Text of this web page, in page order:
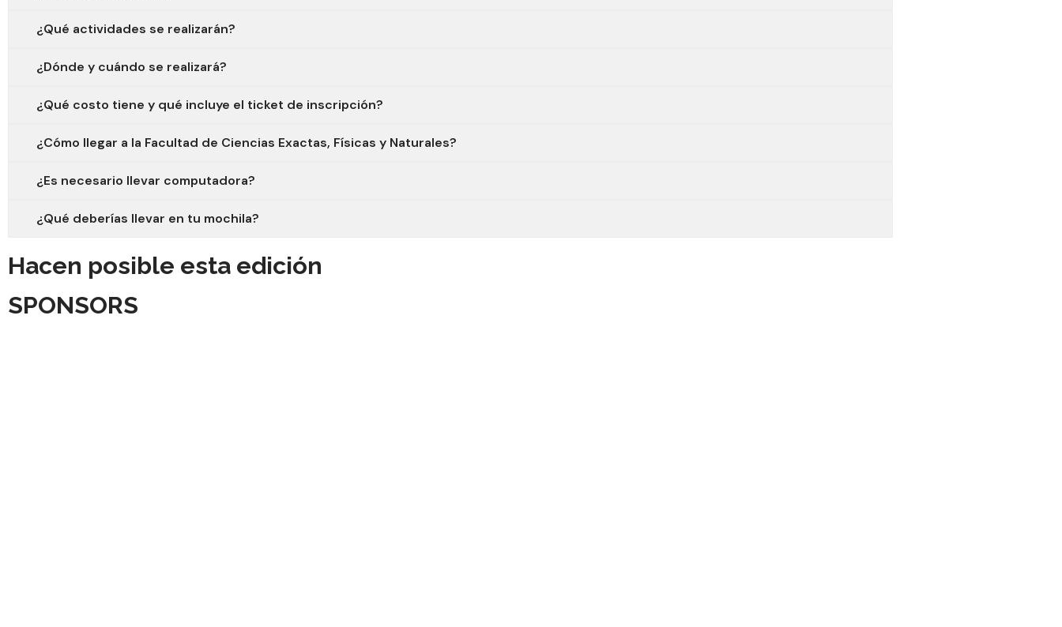
¿Qué actividades se realizarán?
¿Dónde y cuándo se realizará?
¿Qué costo tiene y qué incluye el ticket de inscripción?
¿Cómo llegar a la Facultad de Ciencias Exactas, Físicas y Naturales?
¿Es necesario llevar computadora?
¿Qué deberías llevar en tu mochila?
Hacen posible esta edición
SPONSORS